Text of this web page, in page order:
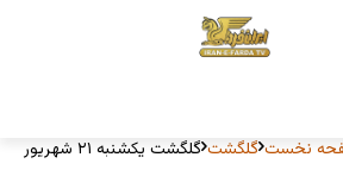
نخست گلگشت گلگشت یکشنبه ۲۱ شهریور